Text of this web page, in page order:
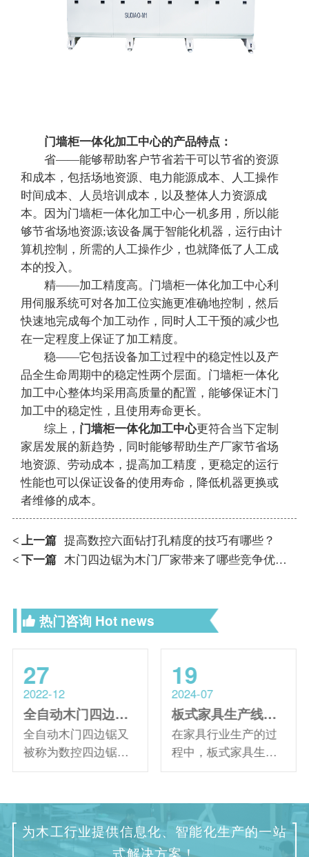
门墙柜一体化加工中心的产品特点：
省——能够帮助客户节省若干可以节省的资源
和成本，包括场地资源、电力能源成本、人工操作
时间成本、人员培训成本，以及整体人力资源成
本。因为门墙柜一体化加工中心一机多用，所以能
够节省场地资源;该设备属于智能化机器，运行由计
算机控制，所需的人工操作少，也就降低了人工成
本的投入。
精——加工精度高。门墙柜一体化加工中心利
用伺服系统可对各加工位实施更准确地控制，然后
快速地完成每个加工动作，同时人工干预的减少也
在一定程度上保证了加工精度。
稳——它包括设备加工过程中的稳定性以及产
品全生命周期中的稳定性两个层面。门墙柜一体化
加工中心整体均采用高质量的配置，能够保证木门
加工中的稳定性，且使用寿命更长。
综上， 门墙柜一体化加工中心更符合当下定制
家居发展的新趋势，同时能够帮助生产厂家节省场
地资源、劳动成本，提高加工精度，更稳定的运行
性能也可以保证设备的使用寿命，降低机器更换或
者维修的成本。
< 上一篇 提高数控六面钻打孔精度的技巧有哪些？
< 下一篇 木门四边锯为木门厂家带来了哪些竞争优势？
热门咨询 Hot news
27
2022-12
全自动木门四边锯多少钱？（数控四边锯价格）
全自动木门四边锯又
被称为数控四边锯、
门框四边锯等，它主
中对其四个边进行锯
切，使木料符合尺寸
要求。同时可以钻削
19
2024-07
板式家具生产线有哪些设备
在家具行业生产的过
程中，板式家具生产
线的出现在其中起到
么它有哪些设备呢？
接下来由山东速雕来
给大家简单介绍一下
为木工行业提供信息化、智能化生产的一站
式解决方案！